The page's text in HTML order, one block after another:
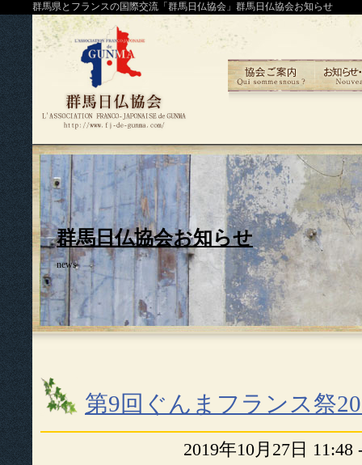
群馬県とフランスの国際交流「群馬日仏協会」群馬日仏協会お知らせ
群馬日仏協会お知らせ
news
第9回ぐんまフランス祭
2019年10月27日